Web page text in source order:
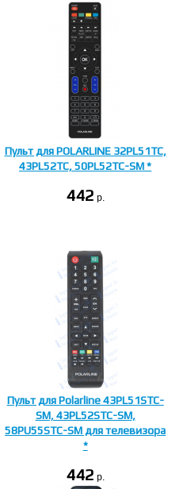
Пульт для POLARLINE 32PL51TC,
43PL52TC, 50PL52TC-SM *
442 p.
Пульт для Polarline 43PL51STC-
SM, 43PL52STC-SM,
58PU55STC-SM для телевизора
*
442 p.